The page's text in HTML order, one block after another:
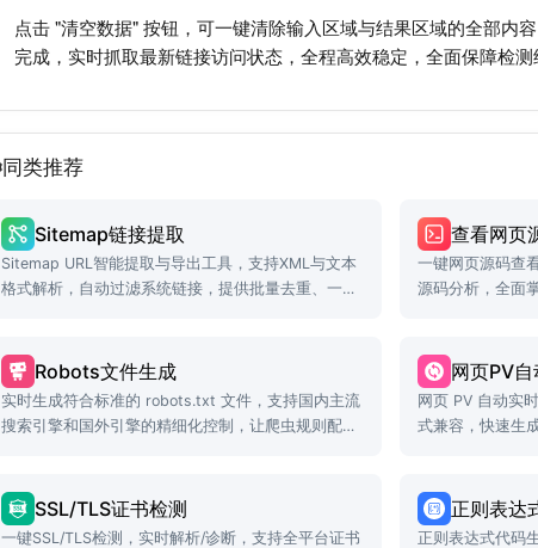
点击 "清空数据" 按钮，可一键清除输入区域与结果区域的全部内
完成，实时抓取最新链接访问状态，全程高效稳定，全面保障检测
同类推荐
Sitemap链接提取
Sitemap URL智能提取与导出工具，支持XML与文本
格式解析，自动过滤系统链接，提供批量去重、一键
查看网页
一键网页源码查
源码分析，全面
Robots文件生成
实时生成符合标准的 robots.txt 文件，支持国内主流
搜索引擎和国外引擎的精细化控制，让爬虫规则配置
网页PV
网页 PV 自动实
式兼容，快速生
SSL/TLS证书检测
一键SSL/TLS检测，实时解析/诊断，支持全平台证书
正则表达
正则表达式代码